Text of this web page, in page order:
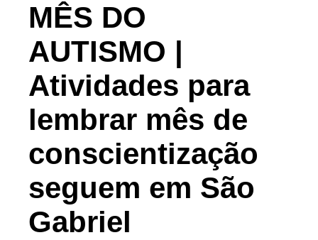
MÊS DO
AUTISMO |
Atividades para
lembrar mês de
conscientização
seguem em São
Gabriel